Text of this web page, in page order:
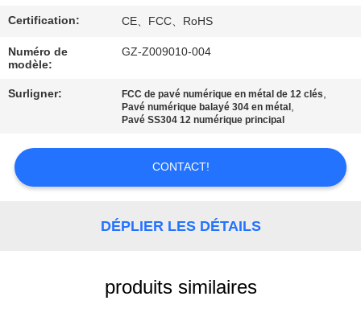
CONTACTEZ-
NOUS
DEMANDEZ
UNE
CITATION
Certification: CE、FCC、RoHS
Numéro de
modèle:
GZ-Z009010-004
Surligner: FCC de pavé numérique en métal de 12 clés,
Pavé numérique balayé 304 en métal ,
Pavé SS304 12 numérique principal
CONTACT!
DÉPLIER LES DÉTAILS
produits similaires